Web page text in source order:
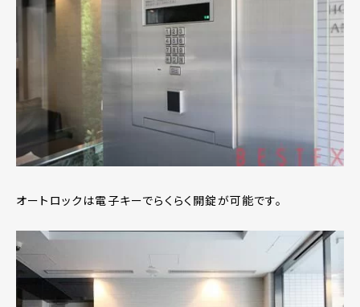
オートロックは電子キーでらくらく開錠が可能です。